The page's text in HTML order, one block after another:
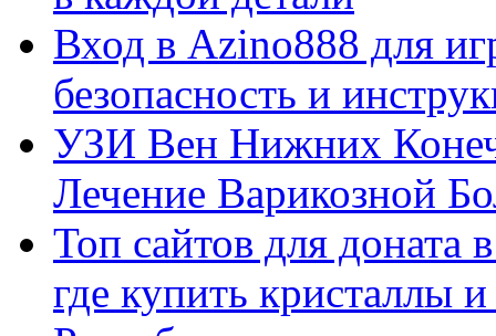
Вход в Azino888 для
безопасность и
УЗИ Вен Нижних
Лечение Варикозной
Топ сайтов для
где купить кристаллы